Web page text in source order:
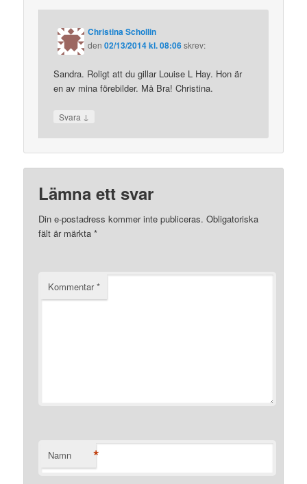
Christina Schollin
den02/13/2014 kl. 08:06skrev:
Sandra. Roligt att du gillar Louise L Hay. Hon är
en av mina förebilder. Må Bra! Christina.
Svara ↓
Lämna ett svar
Din e-postadress kommer inte publiceras. Obligatoriska
fält är märkta*
Kommentar*
Namn *